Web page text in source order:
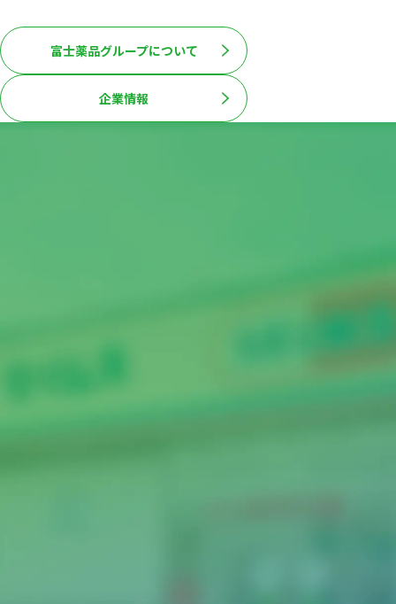
富士薬品グループについて
企業情報
「つくる」から「とどける」まで、
製販一貫体制の事業を展開しています。